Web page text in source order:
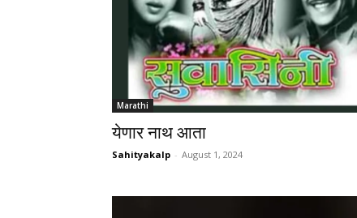
Marathi
येणार नाथ आता
Sahityakalp - August 1, 2024